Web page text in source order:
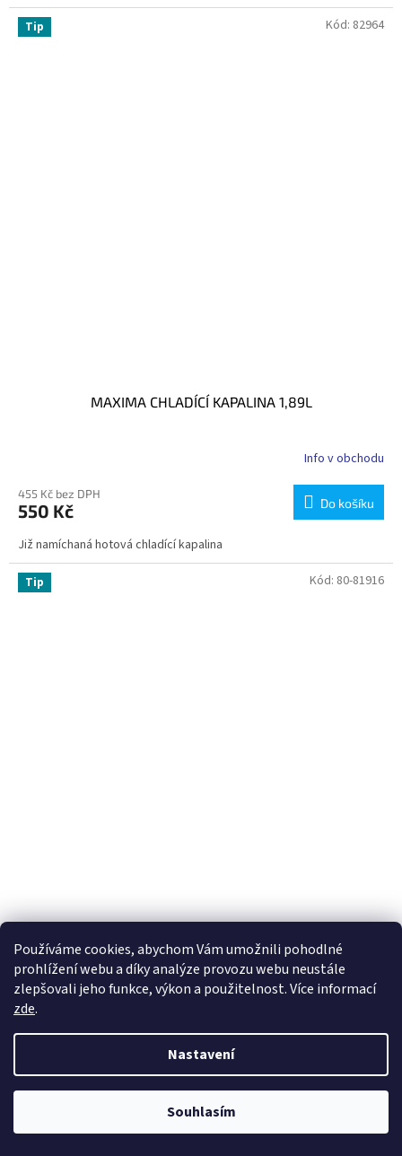
Používáme cookies, abychom Vám umožnili pohodlné
prohlížení webu a díky analýze provozu webu neustále
zlepšovali jeho funkce, výkon a použitelnost. Více informací
zde.
Nastavení
Souhlasím
Tip
MAXIMA CHLADÍCÍ KAPALINA 1,89L
Info v obchodu
455 Kč bez DPH
550 Kč Do košíku
Již namíchaná hotová chladící kapalina
Kód: 82964
Tip
MAXIMA DOT-5 SILIKONOVÁ BRZDOVÁ KAPALINA 500ML
Kód: 80-81916
Tip Kód:44901